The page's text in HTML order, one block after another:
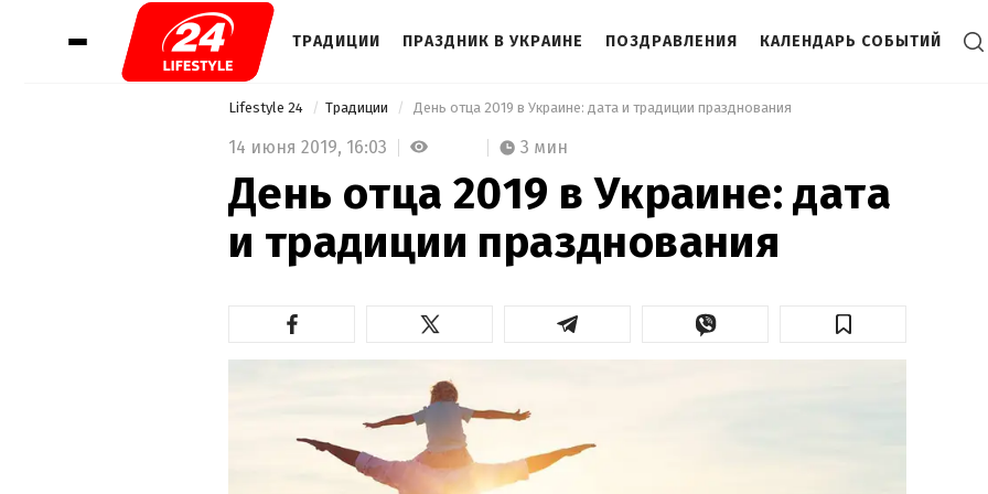
ТРАДИЦИИ ПРАЗДНИК В УКРАИНЕ ПОЗДРАВЛЕНИЯ КАЛЕНДАРЬ СОБЫТИЙ
Lifestyle 24 Традиции День отца 2019 в Украине: дата и традиции празднования
14 июня 2019, 16:03 3 мин
День отца 2019 в Украине: дата
и традиции празднования